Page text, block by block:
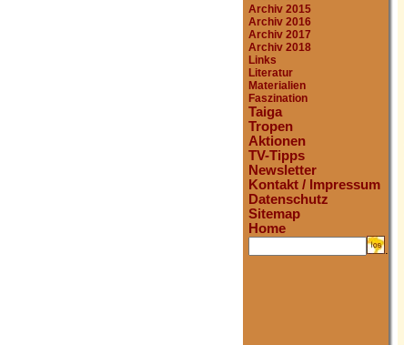
Archiv 2015
Archiv 2016
Archiv 2017
Archiv 2018
Links
Literatur
Materialien
Faszination
Taiga
Tropen
Aktionen
TV-Tipps
Newsletter
Kontakt / Impressum
Datenschutz
Sitemap
Home
.